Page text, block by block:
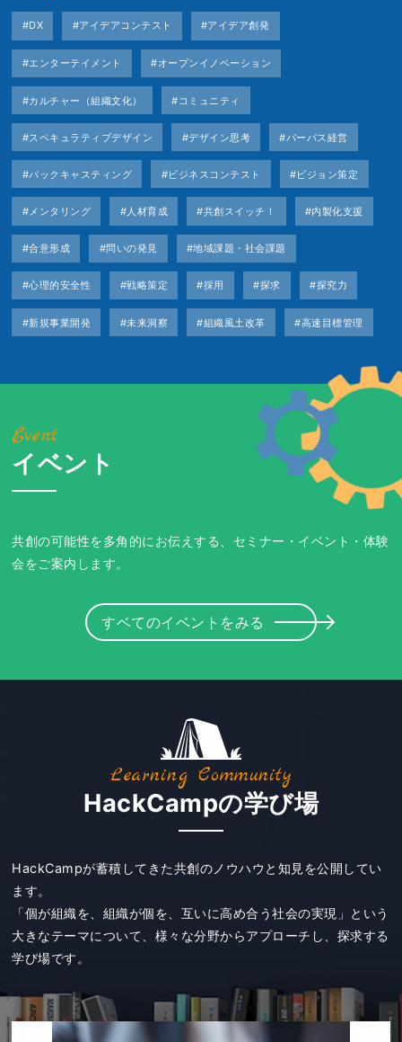
#DX #アイデアコンテスト #アイデア創発
#エンターテイメント #オープンイノベーション
#カルチャー（組織文化） #コミュニティ
#スペキュラティブデザイン #デザイン思考 #パーパス経営
#バックキャスティング #ビジネスコンテスト #ビジョン策定
#メンタリング #人材育成 #共創スイッチ！ #内製化支援
#合意形成 #問いの発見 #地域課題・社会課題
#心理的安全性 #戦略策定 #採用 #探求 #探究力
#新規事業開発 #未来洞察 #組織風土改革 #高速目標管理
Event
イベント
共創の可能性を多角的にお伝えする、セミナー・イベント・体験
会をご案内します。
すベてのイベントをみる
Learning Community
HackCampの学び場
HackCampが蓄積してきた共創のノウハウと知見を公開してい
ます。
「個が組織を、組織が個を、互いに高め合う社会の実現」という
大きなテーマについて、様々な分野からアプローチし、探求する
学び場です。